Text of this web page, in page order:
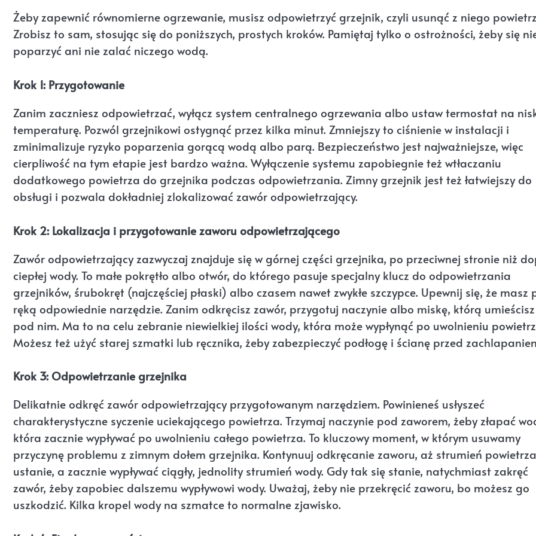
Żeby zapewnić równomierne ogrzewanie, musisz odpowietrzyć grzejnik, czyli usunąć z niego
Zrobisz to sam, stosując się do poniższych, prostych kroków. Pamiętaj tylko o ostrożności, żeby się
poparzyć ani nie zalać niczego wodą.
Krok 1: Przygotowanie
Zanim zaczniesz odpowietrzać, wyłącz system centralnego ogrzewania albo ustaw termostat na
temperaturę. Pozwól grzejnikowi ostygnąć przez kilka minut. Zmniejszy to ciśnienie w instalacji i
zminimalizuje ryzyko poparzenia gorącą wodą albo parą. Bezpieczeństwo jest najważniejsze, więc
cierpliwość na tym etapie jest bardzo ważna. Wyłączenie systemu zapobiegnie też wtłaczaniu
dodatkowego powietrza do grzejnika podczas odpowietrzania. Zimny grzejnik jest też łatwiejszy do
obsługi i pozwala dokładniej zlokalizować zawór odpowietrzający.
Krok 2: Lokalizacja i przygotowanie zaworu odpowietrzającego
Zawór odpowietrzający zazwyczaj znajduje się w górnej części grzejnika, po przeciwnej stronie niż
ciepłej wody. To małe pokrętło albo otwór, do którego pasuje specjalny klucz do odpowietrzania
grzejników, śrubokręt (najczęściej płaski) albo czasem nawet zwykłe szczypce. Upewnij się, że masz
ręką odpowiednie narzędzie. Zanim odkręcisz zawór, przygotuj naczynie albo miskę, którą umieścisz
pod nim. Ma to na celu zebranie niewielkiej ilości wody, która może wypłynąć po uwolnieniu
Możesz też użyć starej szmatki lub ręcznika, żeby zabezpieczyć podłogę i ścianę przed
Krok 3: Odpowietrzanie grzejnika
Delikatnie odkręć zawór odpowietrzający przygotowanym narzędziem. Powinieneś usłyszeć
charakterystyczne syczenie uciekającego powietrza. Trzymaj naczynie pod zaworem, żeby złapać
która zacznie wypływać po uwolnieniu całego powietrza. To kluczowy moment, w którym usuwamy
przyczynę problemu z zimnym dołem grzejnika. Kontynuuj odkręcanie zaworu, aż strumień powietrza
ustanie, a zacznie wypływać ciągły, jednolity strumień wody. Gdy tak się stanie, natychmiast zakręć
zawór, żeby zapobiec dalszemu wypływowi wody. Uważaj, żeby nie przekręcić zaworu, bo możesz go
uszkodzić. Kilka kropel wody na szmatce to normalne zjawisko.